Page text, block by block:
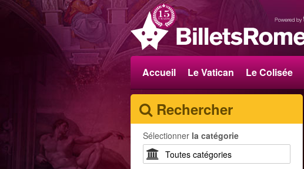
Accueil Le Vatican Le Colisée
Rechercher
Sélectionner la catégorie